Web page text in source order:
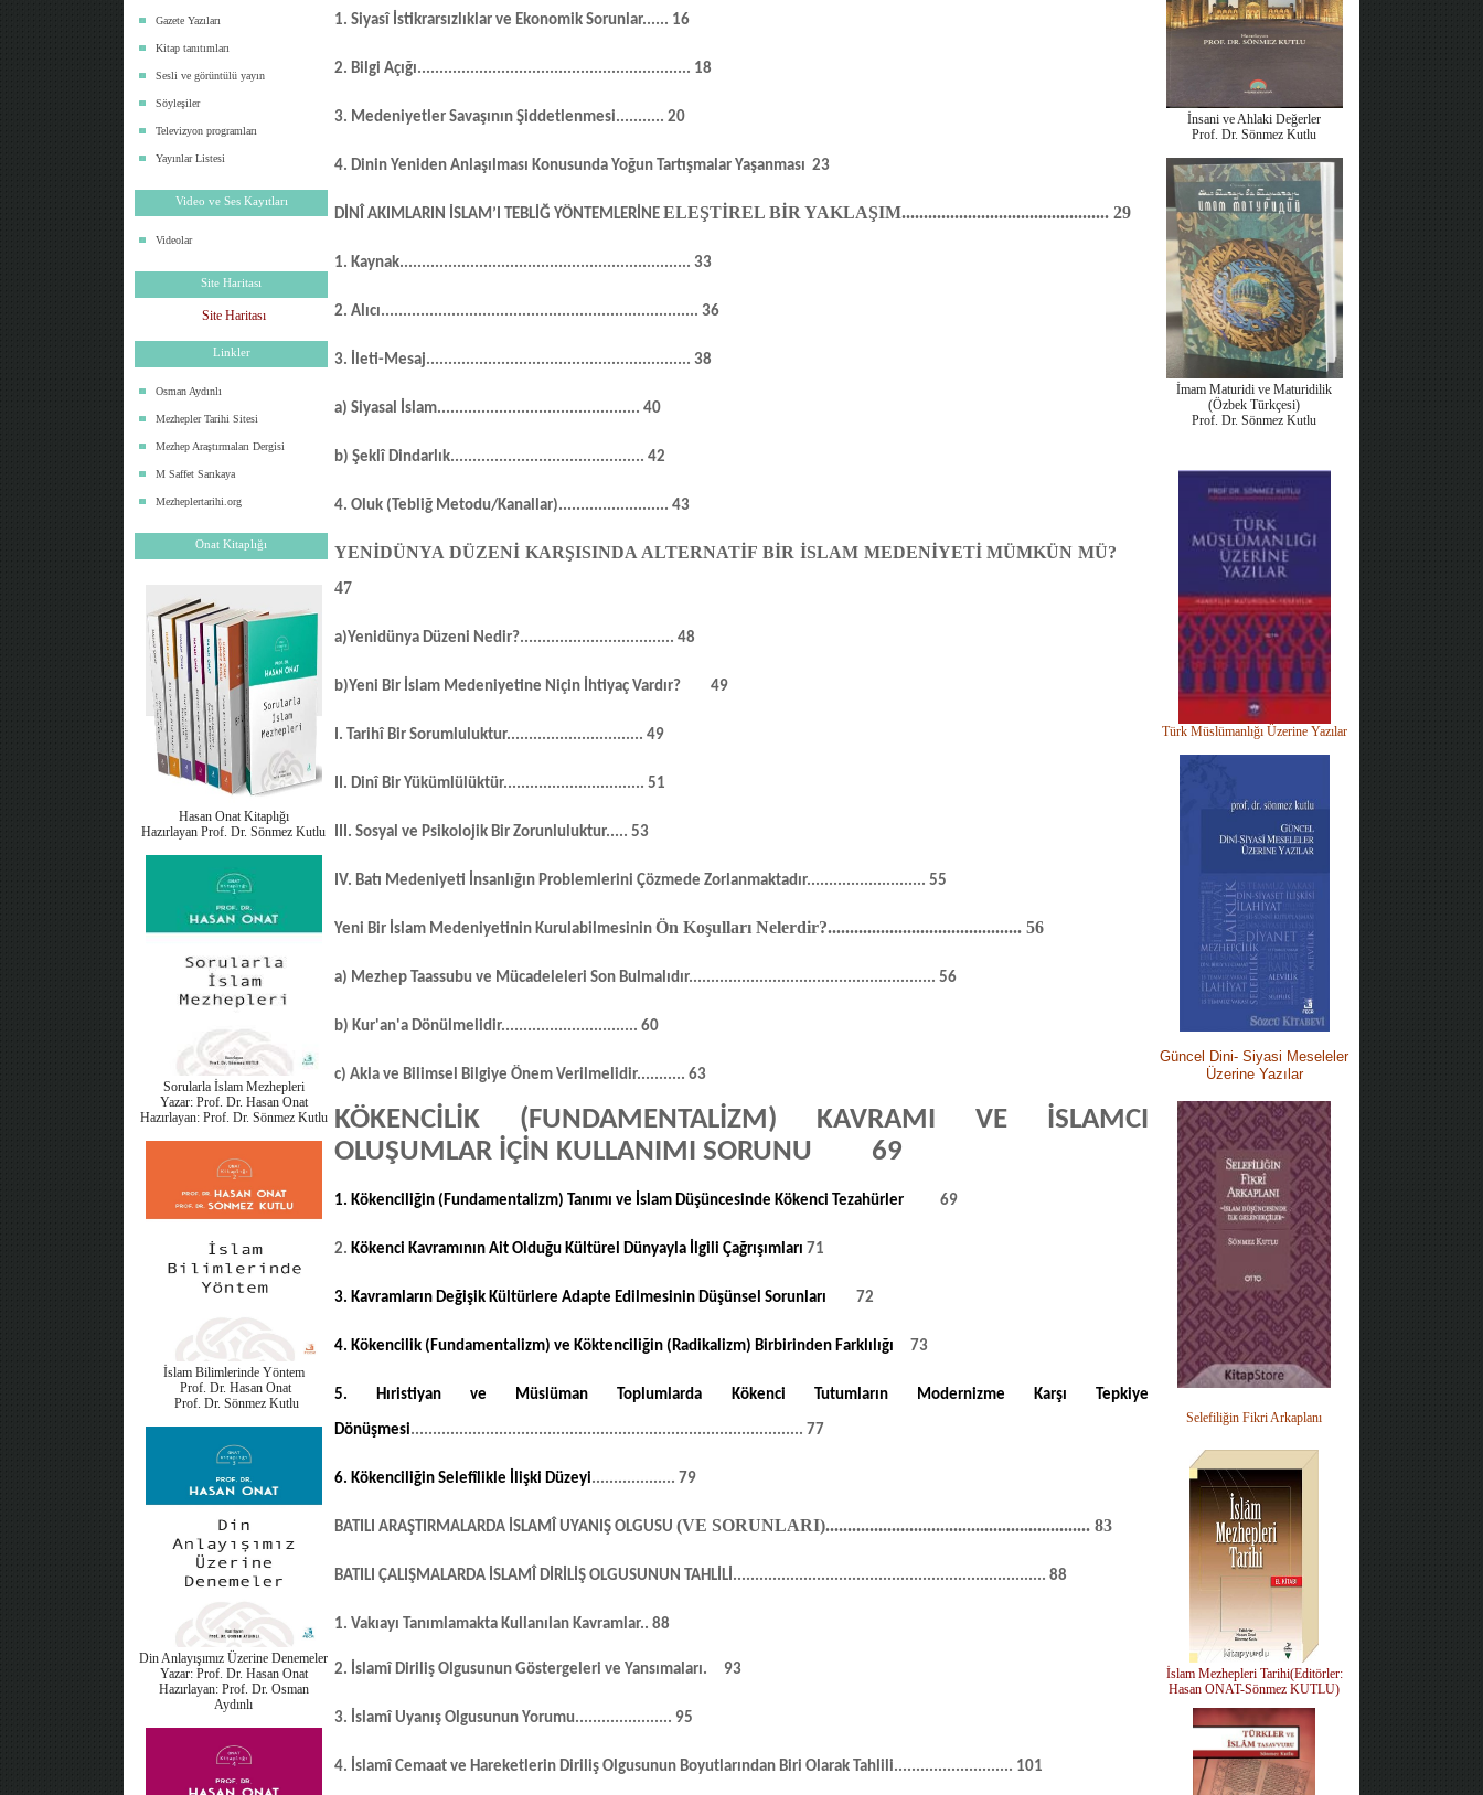
Gazete Yazıları
Kitap tanıtımları
Sesli ve görüntülü yayın
Söyleşiler
Televizyon programları
Yayınlar Listesi
Video ve Ses Kayıtları
Videolar
Site Haritası
Site Haritası
Linkler
Osman Aydınlı
Mezhepler Tarihi Sitesi
Mezhep Araştırmaları Dergisi
M Saffet Sarıkaya
Mezheplertarihi.org
Onat Kitaplığı
Hasan Onat Kitaplığı
Hazırlayan Prof. Dr. Sönmez Kutlu
Sorularla İslam Mezhepleri
Yazar: Prof. Dr. Hasan Onat
Hazırlayan: Prof. Dr. Sönmez Kutlu
İslam Bilimlerinde Yöntem
Prof. Dr. Hasan Onat
Prof. Dr. Sönmez Kutlu
Din Anlayışımız Üzerine Denemeler
Yazar: Prof. Dr. Hasan Onat
Hazırlayan: Prof. Dr. Osman
Aydınlı
1. Siyasî İstikrarsızlıklar ve Ekonomik Sorunlar...... 16
2. Bilgi Açığı.............................................................. 18
3. Medeniyetler Savaşının Şiddetlenmesi........... 20
4. Dinin Yeniden Anlaşılması Konusunda Yoğun Tartışmalar Yaşanması 23
DİNÎ AKIMLARIN İSLAM’I TEBLİĞ YÖNTEMLERİNE ELEŞTİREL BİR YAKLAŞIM............................................... 29
1. Kaynak.................................................................. 33
2. Alıcı........................................................................ 36
3. İleti-Mesaj............................................................ 38
a) Siyasal İslam.............................................. 40
b) Şeklî Dindarlık............................................ 42
4. Oluk (Tebliğ Metodu/Kanallar)......................... 43
YENİDÜNYA DÜZENİ KARŞISINDA ALTERNATİF BİR İSLAM MEDENİYETİ MÜMKÜN MÜ?
47
a)Yenidünya Düzeni Nedir?................................... 48
b)Yeni Bir İslam Medeniyetine Niçin İhtiyaç Vardır? 49
I. Tarihî Bir Sorumluluktur............................... 49
II. Dinî Bir Yükümlülüktür................................ 51
III. Sosyal ve Psikolojik Bir Zorunluluktur..... 53
IV. Batı Medeniyeti İnsanlığın Problemlerini Çözmede Zorlanmaktadır........................... 55
Yeni Bir İslam Medeniyetinin Kurulabilmesinin Ön Koşulları Nelerdir?............................................ 56
a) Mezhep Taassubu ve Mücadeleleri Son Bulmalıdır........................................................ 56
b) Kur'an'a Dönülmelidir............................... 60
c) Akla ve Bilimsel Bilgiye Önem Verilmelidir........... 63
KÖKENCİLİK (FUNDAMENTALİZM) KAVRAMI VE İSLAMCI
OLUŞUMLAR İÇİN KULLANIMI SORUNU
69
1. Kökenciliğin (Fundamentalizm) Tanımı ve İslam Düşüncesinde Kökenci Tezahürler 69
2. Kökenci Kavramının Ait Olduğu Kültürel Dünyayla İlgili Çağrışımları 71
3. Kavramların Değişik Kültürlere Adapte Edilmesinin Düşünsel Sorunları 72
4. Kökencilik (Fundamentalizm) ve Köktenciliğin (Radikalizm) Birbirinden Farklılığı 73
5. Hıristiyan ve Müslüman Toplumlarda Kökenci Tutumların Modernizme Karşı Tepkiye
Dönüşmesi......................................................................................... 77
6. Kökenciliğin Selefîlikle İlişki Düzeyi................... 79
BATILI ARAŞTIRMALARDA İSLAMÎ UYANIŞ OLGUSU (VE SORUNLARI)............................................................ 83
BATILI ÇALIŞMALARDA İSLAMÎ DİRİLİŞ OLGUSUNUN TAHLİLİ....................................................................... 88
1. Vakıayı Tanımlamakta Kullanılan Kavramlar.. 88
2. İslamî Diriliş Olgusunun Göstergeleri ve Yansımaları. 93
3. İslamî Uyanış Olgusunun Yorumu...................... 95
4. İslamî Cemaat ve Hareketlerin Diriliş Olgusunun Boyutlarından Biri Olarak Tahlili........................... 101
İnsani ve Ahlaki Değerler
Prof. Dr. Sönmez Kutlu
İmam Maturidi ve Maturidilik
(Özbek Türkçesi)
Prof. Dr. Sönmez Kutlu
Türk Müslümanlığı Üzerine Yazılar
Güncel Dini- Siyasi Meseleler
Üzerine Yazılar
Selefiliğin Fikri Arkaplanı
İslam Mezhepleri Tarihi(Editörler:
Hasan ONAT-Sönmez KUTLU)